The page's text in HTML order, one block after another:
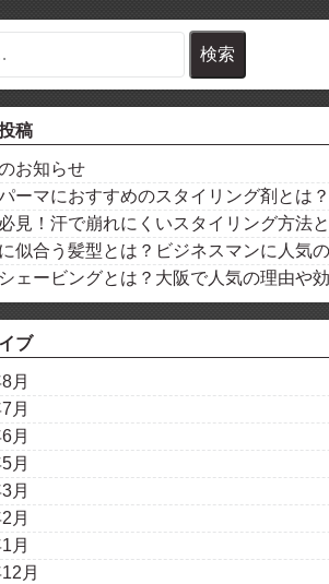
稿
お知らせ
ーマにおすすめのスタイリング剤とは
見！汗で崩れにくいスタイリング方法
似合う髪型とは？ビジネスマンに人気
ェービングとは？大阪で人気の理由や
ブ
月
月
月
月
月
月
月
月